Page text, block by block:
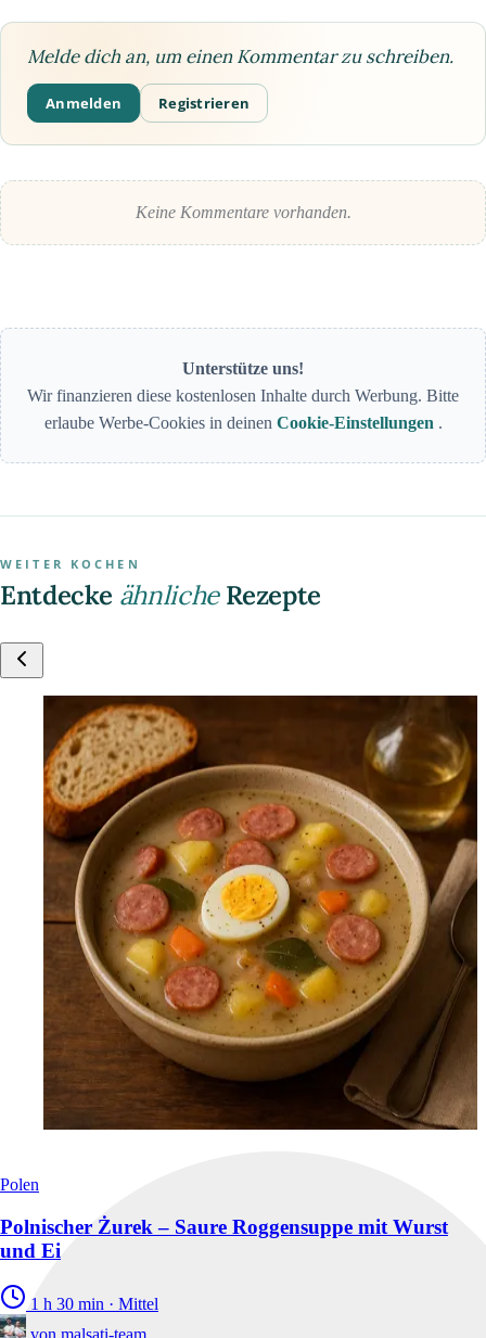
Melde dich an, um einen Kommentar zu schreiben.
Anmelden Registrieren
Keine Kommentare vorhanden.
Unterstütze uns!
Wir finanzieren diese kostenlosen Inhalte durch Werbung. Bitte
erlaube Werbe-Cookies in deinen Cookie-Einstellungen .
WEITER KOCHEN
Entdecke ähnlicheRezepte
Polen
Polnischer Żurek – Saure Roggensuppe mit Wurst
und Ei
1 h 30 min · Mittel
von malsati-team